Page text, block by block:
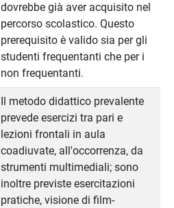
dovrebbe già aver acquisito nel
percorso scolastico. Questo
prerequisito è valido sia per gli
studenti frequentanti che per i
non frequentanti.
Il metodo didattico prevalente
prevede esercizi tra pari e
lezioni frontali in aula
coadiuvate, all'occorrenza, da
strumenti multimediali; sono
inoltre previste esercitazioni
pratiche, visione di film-